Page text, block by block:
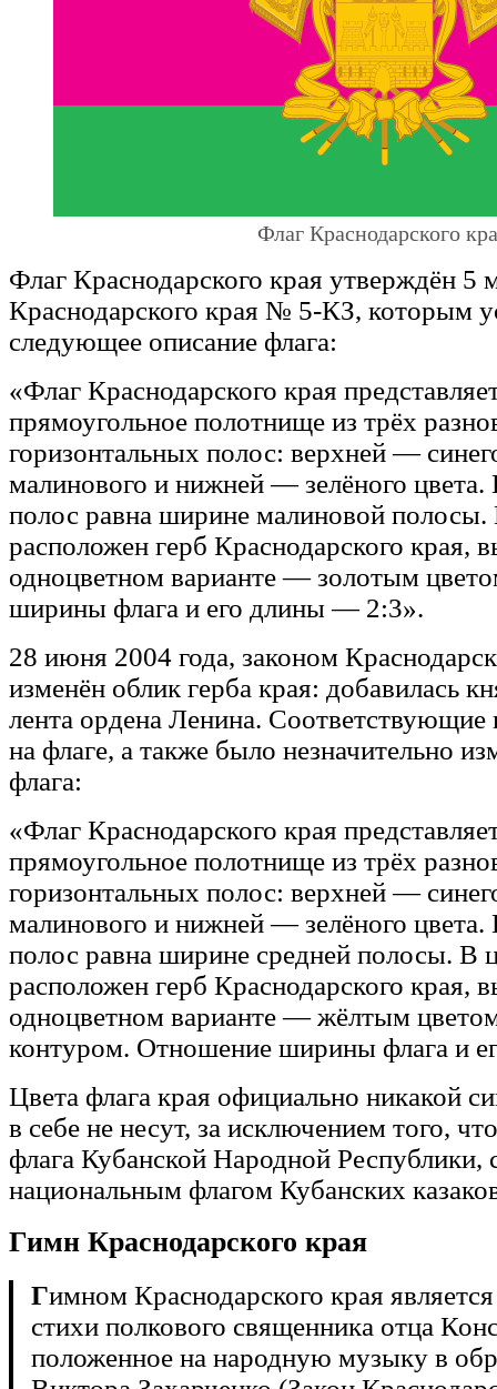
Флаг Краснодарского
Флаг Краснодарского края утверждён 5
Краснодарского края № 5-КЗ, которым
следующее описание флага:
«Флаг Краснодарского края
прямоугольное полотнище из трёх
горизонтальных полос: верхней —
малинового и нижней — зелёного
полос равна ширине малиновой полосы.
расположен герб Краснодарского края,
одноцветном варианте — золотым
ширины флага и его длины — 2:3».
28 июня 2004 года, законом
изменён облик герба края: добавилась
лента ордена Ленина. Соответствующие
на флаге, а также было незначительно
флага:
«Флаг Краснодарского края
прямоугольное полотнище из трёх
горизонтальных полос: верхней —
малинового и нижней — зелёного
полос равна ширине средней полосы. В
расположен герб Краснодарского края,
одноцветном варианте — жёлтым
контуром. Отношение ширины флага и
Цвета флага края официально никакой
в себе не несут, за исключением того,
флага Кубанской Народной Республики,
национальным флагом Кубанских
Гимн Краснодарского края
Гимном Краснодарского края
стихи полкового священника отца
положенное на народную музыку в